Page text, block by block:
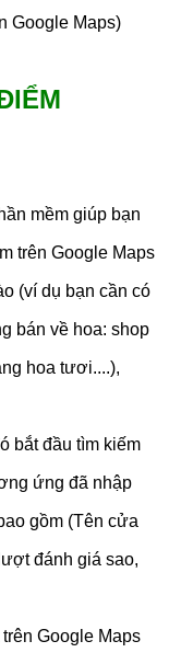
Google Maps)
mềm giúp bạn
trên Google Maps
(ví dụ bạn cần có
bán về hoa: shop
hoa tươi....),
bắt đầu tìm kiếm
ứng đã nhập
gồm (Tên cửa
đánh giá sao,
Google Maps